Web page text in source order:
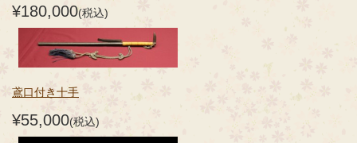
¥180,000(税込)
鳶口付き十手
¥55,000(税込)